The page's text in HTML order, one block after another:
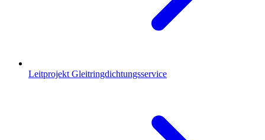
Leitprojekt Gleitringdichtungsservice